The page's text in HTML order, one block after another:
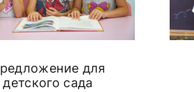
для
детского сада